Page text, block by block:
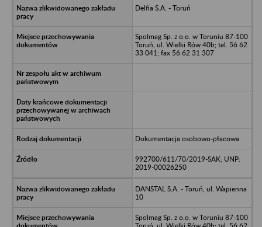
Delfia S.A. - Toruń
Spolmag Sp. z o.o. w Toruniu 87-100
Toruń, ul. Wielki Rów 40b; tel. 56 62
33 041; fax 56 62 31 307
Dokumentacja osobowo-płacowa
992700/611/70/2019-SAK; UNP:
2019-00026250
DANSTAL S.A. - Toruń, ul. Wapienna
10
Spolmag Sp. z o.o. w Toruniu 87-100